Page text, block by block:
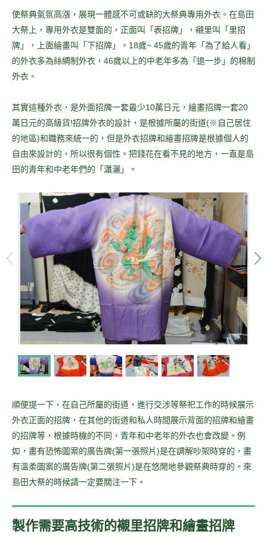
使祭典氣氛高漲，展現一體感不可或缺的大祭典專用外衣。在島田
大祭上，專用外衣是雙面的，正面叫「表招牌」，襯里叫「里招
牌」，上面繪畫叫「下招牌」。18歲~ 45歲的青年「為了給人看」
的外衣多為絲綢制外衣，46歲以上的中老年多為「退一步」的棉制
外衣。
其實這種外衣，是外面招牌一套最少10萬日元，繪畫招牌一套20
萬日元的高級貨!招牌外衣的設計，是根據所屬的街道(※自己居住
的地區)和職務來統一的，但是外衣招牌和繪畫招牌是根據個人的
自由來設計的，所以很有個性。把錢花在看不見的地方，一直是島
田的青年和中老年們的「瀟灑」。
順便提一下，在自己所屬的街道，進行交涉等祭祀工作的時候展示
外衣正面的招牌，在其他的街道和私人時間展示背面的招牌和繪畫
的招牌等，根據時機的不同，青年和中老年的外衣也會改變。例
如，畫有恐怖圖案的廣告牌(第一張照片)是在調解吵架時穿的，畫
有溫柔圖案的廣告牌(第二張照片)是在悠閒地參觀祭典時穿的。來
島田大祭的時候請一定要關注一下。
製作需要高技術的襯里招牌和繪畫招牌